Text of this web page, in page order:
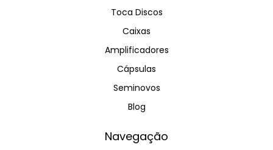
Toca Discos
Caixas
Amplificadores
Cápsulas
Seminovos
Blog
Navegação